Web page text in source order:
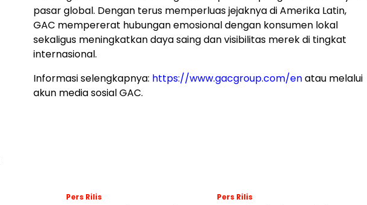
pasar global. Dengan terus memperluas jejaknya di Amerika Latin,
GAC mempererat hubungan emosional dengan konsumen lokal
sekaligus meningkatkan daya saing dan visibilitas merek di tingkat
internasional.
Informasi selengkapnya: https://www.gacgroup.com/enatau melalui
akun media sosial GAC.
Pers Rilis Pers Rilis